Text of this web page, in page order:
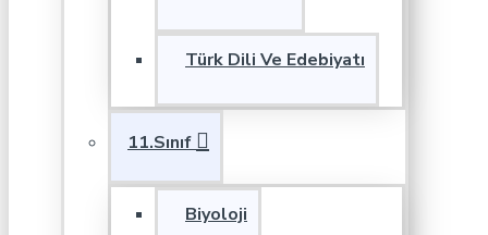
Türk Dili Ve Edebiyatı
11.Sınıf
Biyoloji